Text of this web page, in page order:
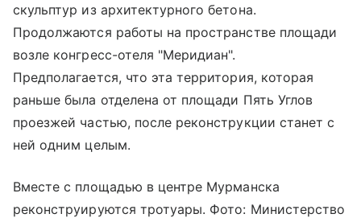
скульптур из архитектурного бетона.
Продолжаются работы на пространстве площади
возле конгресс-отеля "Меридиан".
Предполагается, что эта территория, которая
раньше была отделена от площади Пять Углов
проезжей частью, после реконструкции станет с
ней одним целым.
Вместе с площадью в центре Мурманска
реконструируются тротуары. Фото: Министерство